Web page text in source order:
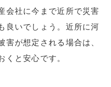
会社に今まで近所で災害
良いでしょう。近所に河
害が想定される場合は、
くと安心です。